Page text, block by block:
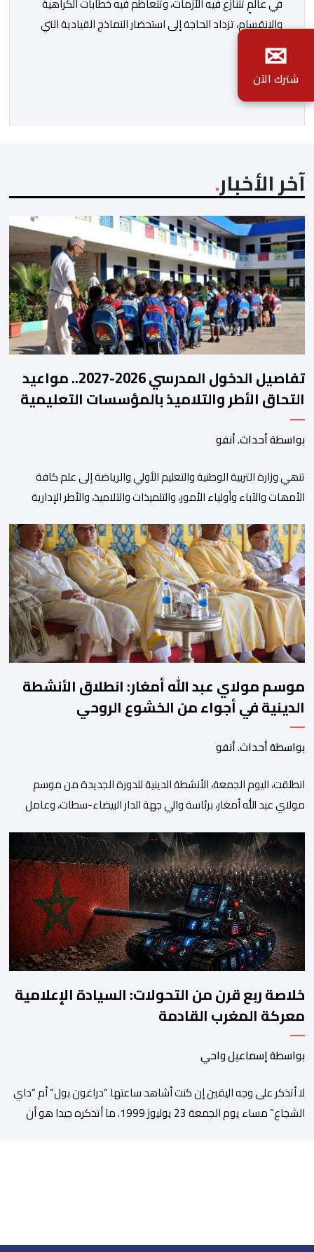
والانقسام، تزداد الحاجة إلى استحضار النماذج القيادية التي
جعلت من الحكمة والحوار والسلام أساسًا في بناء الدولة
والإنسان. ومن هذا المنطلق يأتي الإصدار الجديد للمؤلف
الصادق أحمد العثماني، تحت عنوان “الملك محمد السادس..
ملك السلام والإنسانية”، ليقدم قراءة فكرية وتحليلية في
تجربة ملكٍ استطاع أن يجعل […]
آخر الأخبار
تفاصيل الدخول المدرسي 2026-2027.. مواعيد
التحاق الأطر والتلاميذ بالمؤسسات التعليمية
بواسطة أحداث. أنفو
تنھي وزارة التربیة الوطنیة والتعلیم الأولي والریاضة إلى علم كافة
الأمھات والآباء وأولیاء الأمور، والتلمیذات والتلامیذ، والأطر الإداریة
2027 سیتم في موعده الرسمي المحدد سلفا طبقا لمقتضیات المقرر
الوزاري رقم 047.26 الصادر بتاریخ 3 یولیوز 2026 بشأن تنظیم السنة
الدراسیة. وأوضحت الوزارة، في بلاغ، أن أطر […]
موسم مولاي عبد الله أمغار: انطلاق الأنشطة
الدينية في أجواء من الخشوع الروحي
بواسطة أحداث. أنفو
انطلقت، اليوم الجمعة، الأنشطة الدينية للدورة الجديدة من موسم
مولاي عبد الله أمغار، برئاسة والي جهة الدار البيضاء-سطات، وعامل
للجديدة، ورئيس المجلس العلمي المحلي للجديدة، وذلك بحضور
شخصيات مدنية وعسكرية ودينية. وجرت مراسيم افتتاح فعاليات
الموسم بالخيمة الرسمية، حيث أُلقيت كلمات كل من رئيس المجلس […]
خلاصة ربع قرن من التحولات: السيادة الإعلامية
معركة المغرب القادمة
بواسطة إسماعيل واحي
لا أتذكر على وجه اليقين إن كنت أشاهد ساعتها “دراغون بول” أم “داي
الشجاع” مساء يوم الجمعة 23 يوليوز 1999. ما أتذكره جيدا هو أن
✉
شترك الآن